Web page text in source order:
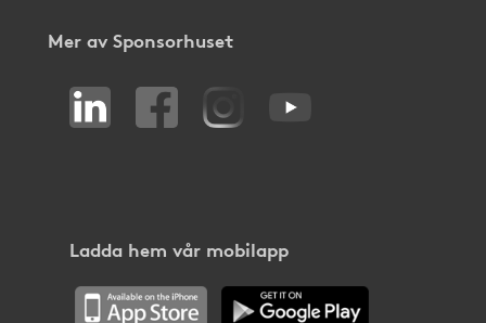
Mer av Sponsorhuset
Ladda hem vår mobilapp